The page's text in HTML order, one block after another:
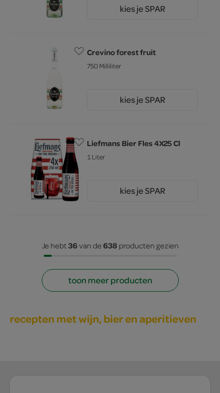
kies je SPAR
Crevino forest fruit
750 Milliliter
kies je SPAR
Liefmans Bier Fles 4X25 Cl
1 Liter
kies je SPAR
Je hebt 36 van de 638 producten gezien
toon meer producten
recepten met wijn, bier en aperitieven